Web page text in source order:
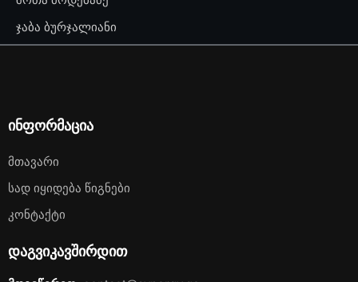
ჯაბა ბურჯალიანი
ინფორმაცია
Მთავარი
Სად Იყიდება Წიგნები
Კონტაქტი
დაგვიკავშირდით